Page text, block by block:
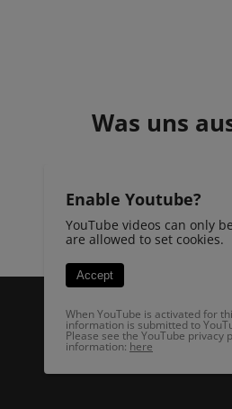
Was uns
Enable Youtube?
YouTube videos can only
are allowed to set cookies.
Accept
When YouTube is activated for
information is submitted to
Please see the YouTube privacy
information: here